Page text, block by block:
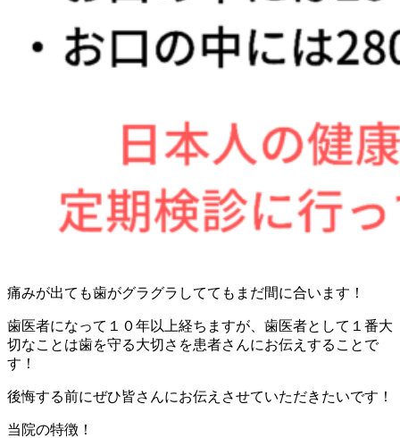
痛みが出ても歯がグラグラしててもまだ間に合います！
歯医者になって１０年以上経ちますが、歯医者として１番大
切なことは歯を守る大切さを患者さんにお伝えすることで
す！
後悔する前にぜひ皆さんにお伝えさせていただきたいです！
当院の特徴！